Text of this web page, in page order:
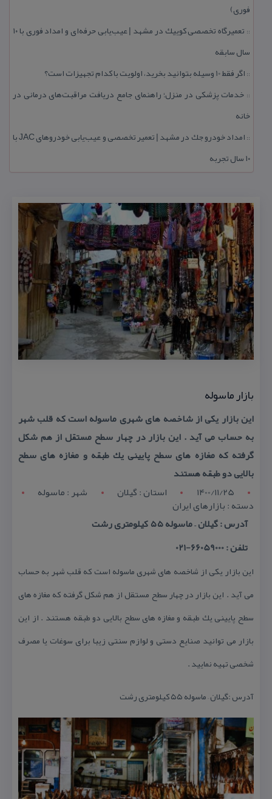
فوری)
::
تعمیرگاه تخصصی كوییك در مشهد | عیب‌یابی حرفه‌ای و امداد فوری با ۱۰
سال سابقه
:: اگر فقط 10 وسیله بتوانید بخرید، اولویت با كدام تجهیزات است؟
:: خدمات پزشكی در منزل؛ راهنمای جامع دریافت مراقبت‌های درمانی در
خانه
::
امداد خودرو جك در مشهد | تعمیر تخصصی و عیب‌یابی خودروهای JAC با
۱۰ سال تجربه
بازار ماسوله
این بازار یكی از شاخصه های شهری ماسوله است كه قلب شهر
به حساب می آید . این بازار در چهار سطح مستقل از هم شكل
گرفته كه مغازه های سطح پایینی یك طبقه و مغازه های سطح
بالایی دو طبقه هستند
1400/11/25
استان : گيلان شهر : ماسوله
دسته : بازارهای ایران
آدرس : گیلان – ماسوله ۵۵ كیلومتری رشت
تلفن : 66059000-021
این بازار یكی از شاخصه های شهری ماسوله است كه قلب شهر به حساب
می آید . این بازار در چهار سطح مستقل از هم شكل گرفته كه مغازه های
سطح پایینی یك طبقه و مغازه های سطح بالایی دو طبقه هستند . از این
بازار می توانید صنایع دستی و لوازم سنتی زیبا برای سوغات یا مصرف
شخصی تهیه نمایید .
آدرس :گیلان – ماسوله ۵۵ كیلومتری رشت